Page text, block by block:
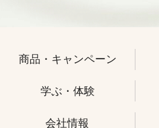
商品・キャンペーン
学ぶ・体験
会社情報